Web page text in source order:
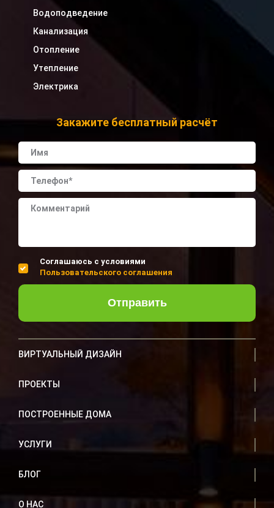
Водоподведение
Канализация
Отопление
Утепление
Электрика
Закажите бесплатный расчёт
Соглашаюсь с условиями
Пользовательского соглашения
Отправить
ВИРТУАЛЬНЫЙ ДИЗАЙН
ПРОЕКТЫ
ПОСТРОЕННЫЕ ДОМА
УСЛУГИ
БЛОГ
О НАС